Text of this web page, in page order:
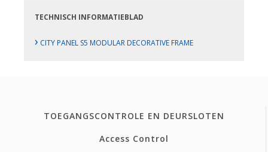
TECHNISCH INFORMATIEBLAD
› CITY PANEL S5 MODULAR DECORATIVE FRAME
TOEGANGSCONTROLE EN DEURSLOTEN
Access Control